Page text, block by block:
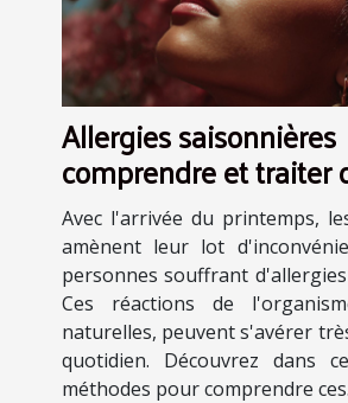
Allergies saisonnières
comprendre et traiter
manière naturelle
Avec l'arrivée du printemps,
amènent leur lot
personnes souffrant
Ces réactions de
naturelles, peuvent s'avérer
quotidien. Découvrez dans
méthodes pour comprendre